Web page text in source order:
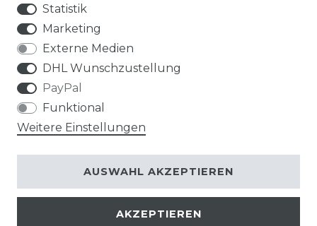
AGB
VERTRAG WIDERRUFEN
Statistik
Marketing
Externe Medien
DHL Wunschzustellung
PayPal
Funktional
Weitere Einstellungen
AKZEPTIEREN
AUSWAHL AKZEPTIEREN